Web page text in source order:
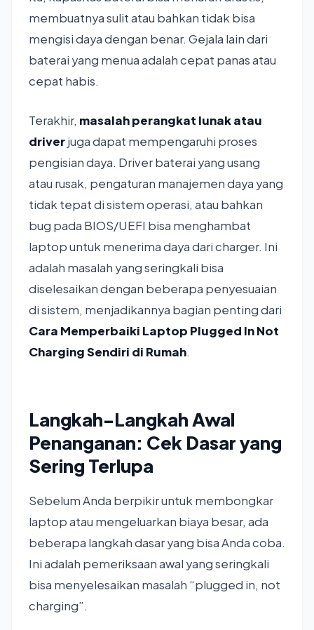
membuatnya sulit atau bahkan tidak bisa
mengisi daya dengan benar. Gejala lain dari
baterai yang menua adalah cepat panas atau
cepat habis.
Terakhir, masalah perangkat lunak atau
driverjuga dapat mempengaruhi proses
pengisian daya. Driver baterai yang usang
atau rusak, pengaturan manajemen daya yang
tidak tepat di sistem operasi, atau bahkan
bug pada BIOS/UEFI bisa menghambat
laptop untuk menerima daya dari charger. Ini
adalah masalah yang seringkali bisa
diselesaikan dengan beberapa penyesuaian
di sistem, menjadikannya bagian penting dari
Cara Memperbaiki Laptop Plugged In Not
Charging Sendiri di Rumah.
Langkah-Langkah Awal
Penanganan: Cek Dasar yang
Sering Terlupa
Sebelum Anda berpikir untuk membongkar
laptop atau mengeluarkan biaya besar, ada
beberapa langkah dasar yang bisa Anda coba.
Ini adalah pemeriksaan awal yang seringkali
bisa menyelesaikan masalah “plugged in, not
charging”.